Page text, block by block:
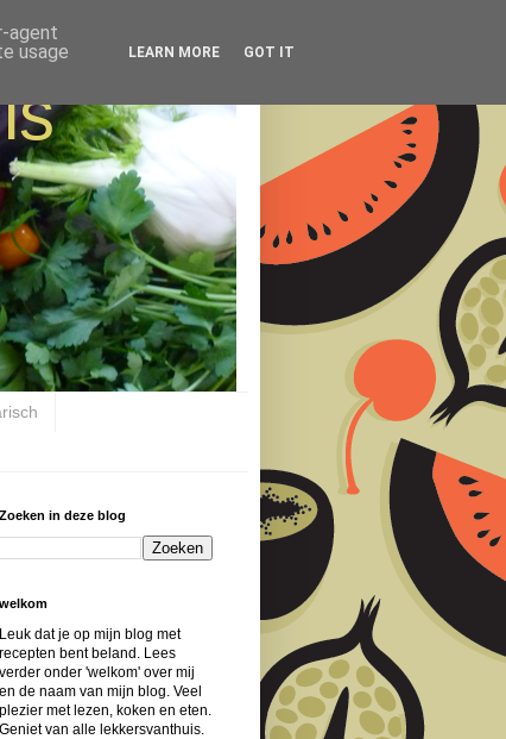
Zoeken in deze blog
welkom
Leuk dat je op mijn blog met
recepten bent beland. Lees
verder onder 'welkom' over mij
en de naam van mijn blog. Veel
plezier met lezen, koken en eten.
Geniet van alle lekkersvanthuis.
agent
usage
LEARN MORE GOT IT